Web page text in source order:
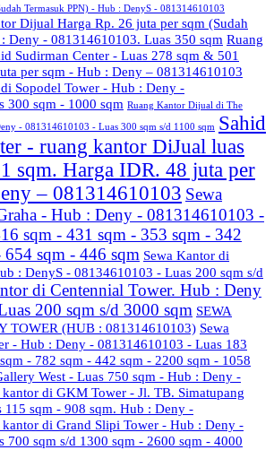
Termasuk PPN) - Hub : DenyS - 081314610103
Dijual Harga Rp. 26 juta per sqm (Sudah
Deny - 081314610103. Luas 350 sqm Ruang
Sudirman Center - Luas 278 sqm & 501
per sqm - Hub : Deny – 081314610103
Sopodel Tower - Hub : Deny -
300 sqm - 1000 sqm Ruang Kantor Dijual di The
- 081314610103 - Luas 300 sqm s/d 1100 sqm Sahid
- ruang kantor DiJual luas
sqm. Harga IDR. 48 juta per
– 081314610103 Sewa
- Hub : Deny - 081314610103 -
sqm - 431 sqm - 353 sqm - 342
sqm - 446 sqm Sewa Kantor di
: DenyS - 08134610103 - Luas 200 sqm s/d
di Centennial Tower. Hub : Deny
200 sqm s/d 3000 sqm SEWA
TOWER (HUB : 081314610103) Sewa
- Hub : Deny - 081314610103 - Luas 183
- 782 sqm - 442 sqm - 2200 sqm - 1058
West - Luas 750 sqm - Hub : Deny -
kantor di GKM Tower - Jl. TB. Simatupang
115 sqm - 908 sqm. Hub : Deny -
kantor di Grand Slipi Tower - Hub : Deny -
700 sqm s/d 1300 sqm - 2600 sqm - 4000